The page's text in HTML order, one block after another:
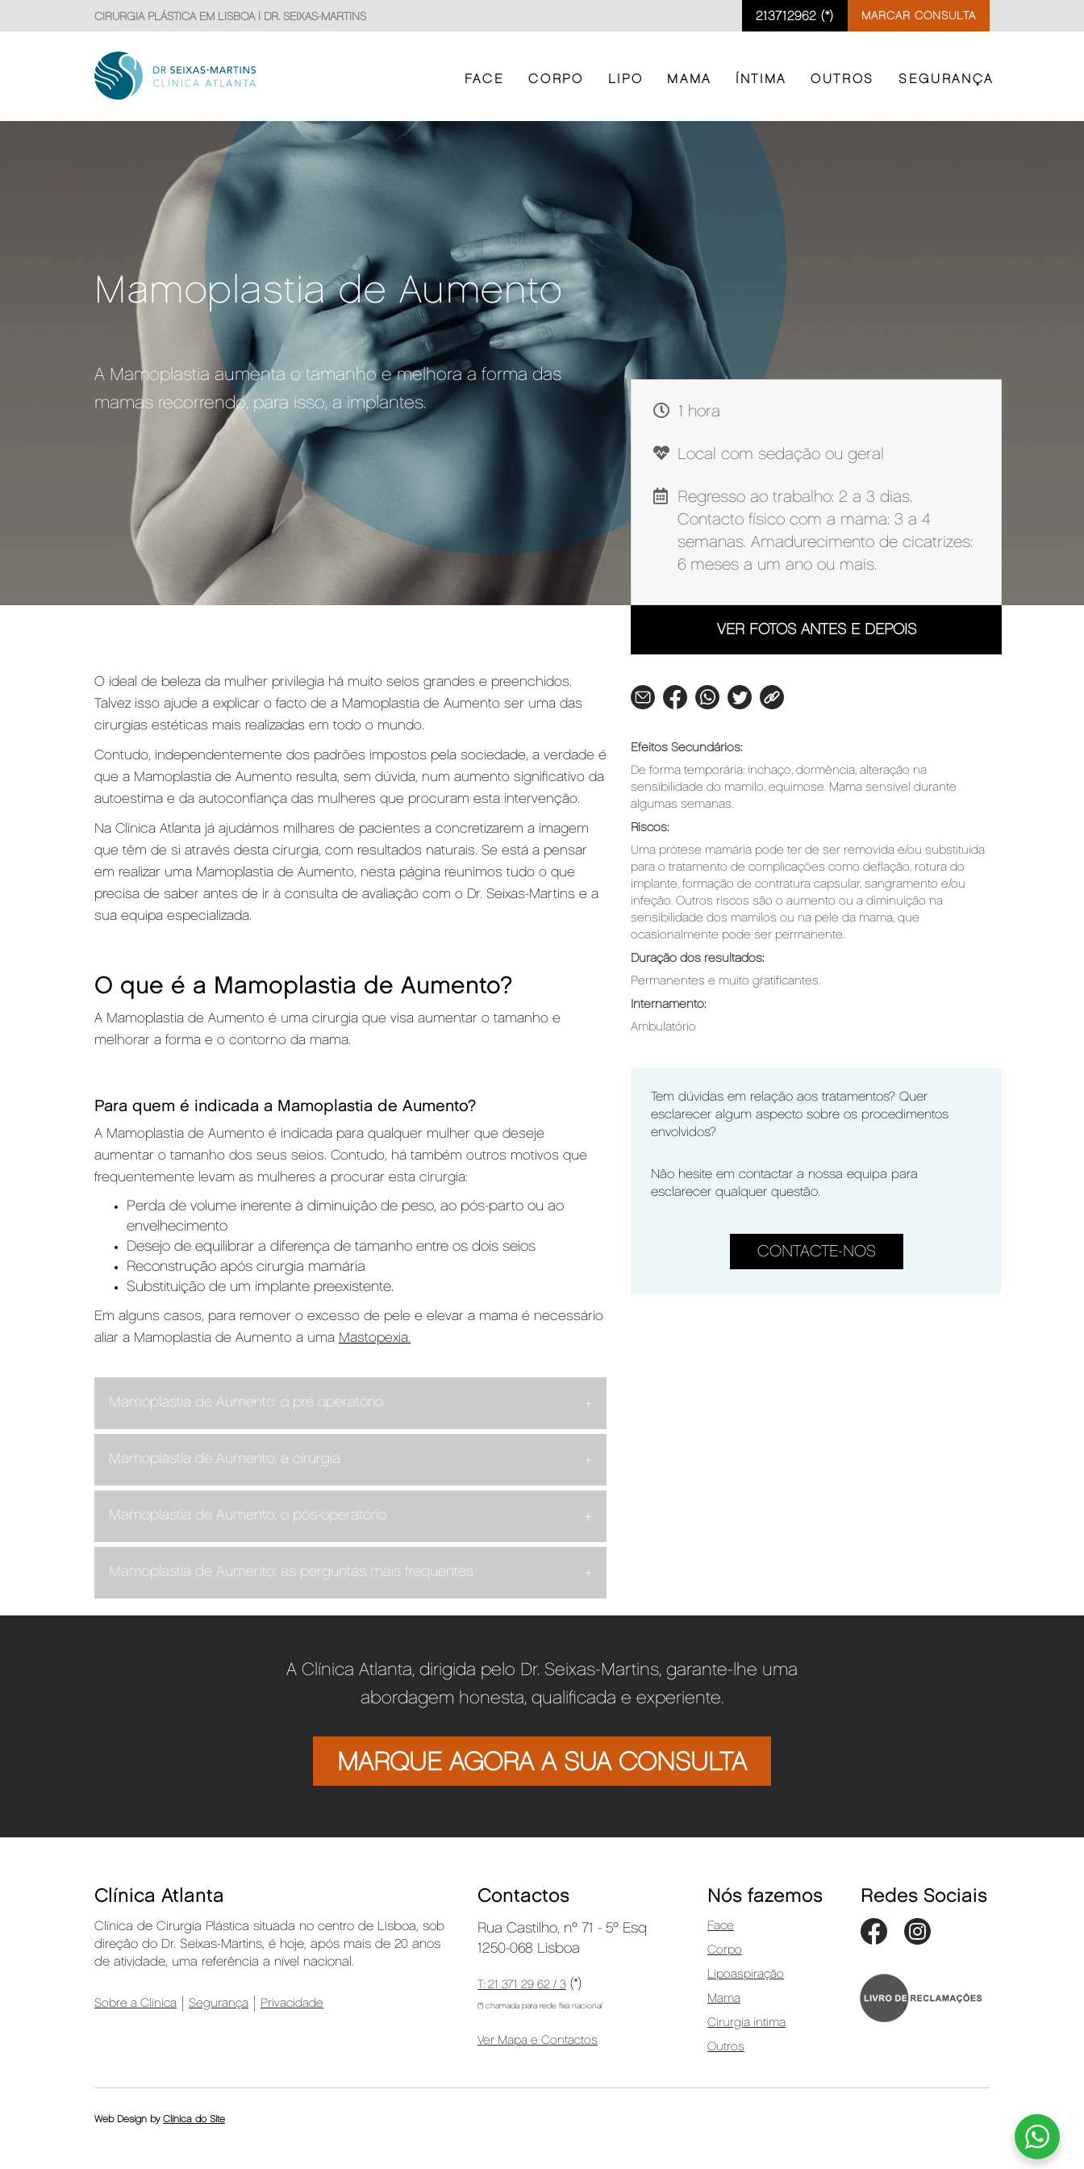
CIRURGIA PLÁSTICA EM LISBOA | DR. SEIXAS-MARTINS MARCAR CONSULTA
213712962 (*)
FACE CORPO LIPO MAMA ÍNTIMA OUTROS SEGURANÇA
Mamoplastia de Aumento
A Mamoplastia aumenta o tamanho e melhora a forma das
mamas recorrendo, para isso, a implantes.
1 hora
Local com sedação ou geral
Regresso ao trabalho: 2 a 3 dias.
Contacto físico com a mama: 3 a 4
semanas. Amadurecimento de cicatrizes:
6 meses a um ano ou mais.
VER FOTOS ANTES E DEPOIS
Efeitos Secundários:
De forma temporária: inchaço, dormência, alteração na
sensibilidade do mamilo, equimose. Mama sensível durante
algumas semanas.
Riscos:
Uma prótese mamária pode ter de ser removida e/ou substituída
para o tratamento de complicações como deflação, rotura do
implante, formação de contratura capsular, sangramento e/ou
infeção. Outros riscos são o aumento ou a diminuição na
sensibilidade dos mamilos ou na pele da mama, que
ocasionalmente pode ser permanente.
Duração dos resultados:
Permanentes e muito gratificantes.
Internamento:
Ambulatório
Tem dúvidas em relação aos tratamentos? Quer
esclarecer algum aspecto sobre os procedimentos
envolvidos?
Não hesite em contactar a nossa equipa para
esclarecer qualquer questão.
CONTACTE-NOS
O ideal de beleza da mulher privilegia há muito seios grandes e preenchidos.
Talvez isso ajude a explicar o facto de a Mamoplastia de Aumento ser uma das
cirurgias estéticas mais realizadas em todo o mundo.
Contudo, independentemente dos padrões impostos pela sociedade, a verdade é
que a Mamoplastia de Aumento resulta, sem dúvida, num aumento significativo da
autoestima e da autoconfiança das mulheres que procuram esta intervenção.
Na Clínica Atlanta já ajudámos milhares de pacientes a concretizarem a imagem
que têm de si através desta cirurgia, com resultados naturais. Se está a pensar
em realizar uma Mamoplastia de Aumento, nesta página reunimos tudo o que
precisa de saber antes de ir à consulta de avaliação com o Dr. Seixas-Martins e a
sua equipa especializada.
O que é a Mamoplastia de Aumento?
A Mamoplastia de Aumento é uma cirurgia que visa aumentar o tamanho e
melhorar a forma e o contorno da mama.
Para quem é indicada a Mamoplastia de Aumento?
A Mamoplastia de Aumento é indicada para qualquer mulher que deseje
aumentar o tamanho dos seus seios. Contudo, há também outros motivos que
frequentemente levam as mulheres a procurar esta cirurgia:
Perda de volume inerente à diminuição de peso, ao pós-parto ou ao
envelhecimento
Desejo de equilibrar a diferença de tamanho entre os dois seios
Reconstrução após cirurgia mamária
Substituição de um implante preexistente.
Em alguns casos, para remover o excesso de pele e elevar a mama é necessário
aliar a Mamoplastia de Aumento a uma Mastopexia.
Mamoplastia de Aumento: o pré operatório
Mamoplastia de Aumento: a cirurgia
Mamoplastia de Aumento: o pós-operatório
Mamoplastia de Aumento: as perguntas mais frequentes
A Clínica Atlanta, dirigida pelo Dr. Seixas-Martins, garante-lhe uma
abordagem honesta, qualificada e experiente.
MARQUE AGORA A SUA CONSULTA
Clínica Atlanta
Clínica de Cirurgia Plástica situada no centro de Lisboa, sob
direção do Dr. Seixas-Martins, é hoje, após mais de 20 anos
de atividade, uma referência a nível nacional.
Sobre a Clínica Segurança Privacidade
Contactos
Rua Castilho, nº 71 - 5º Esq
1250-068 Lisboa
T: 21 371 29 62 / 3 (*)
(*) chamada para rede fixa nacional
Ver Mapa e Contactos
Nós fazemos
Face
Corpo
Lipoaspiração
Mama
Cirurgia íntima
Outros
Redes Sociais
Web Design by Clínica do Site